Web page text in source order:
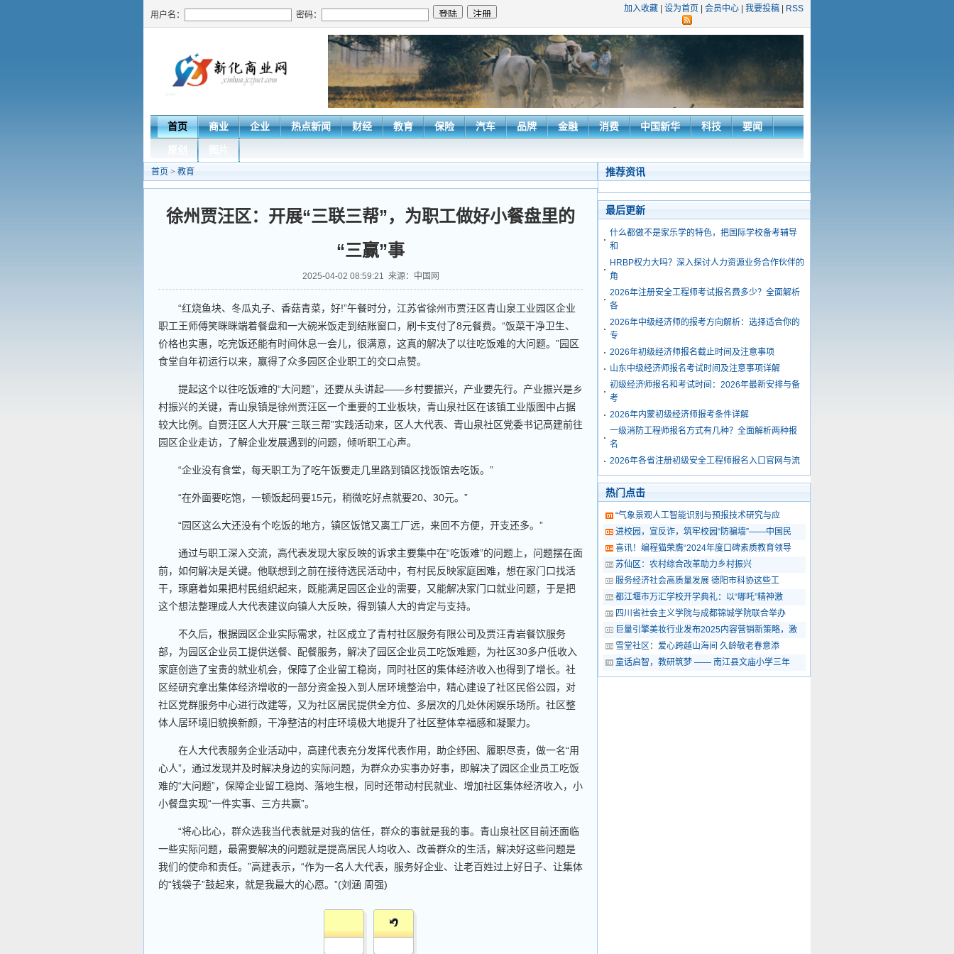
用户名： 密码：
加入收藏 设为首页 会员中心 我要投稿 RSS
首页 商业 企业 热点新闻 财经 教育 保险 汽车 品牌 金融 消费 中国新华 科技 要闻
原创 图片
首页 > 教育
徐州贾汪区：开展“三联三帮”，为职工做好小餐盘里的
“三赢”事
2025-04-02 08:59:21 来源：中国网
“红烧鱼块、冬瓜丸子、香菇青菜，好!”午餐时分，江苏省徐州市贾汪区青山泉工业园区企业
职工王师傅笑眯眯端着餐盘和一大碗米饭走到结账窗口，刷卡支付了8元餐费。“饭菜干净卫生、
价格也实惠，吃完饭还能有时间休息一会儿，很满意，这真的解决了以往吃饭难的大问题。”园区
食堂自年初运行以来，赢得了众多园区企业职工的交口点赞。
提起这个以往吃饭难的“大问题”，还要从头讲起——乡村要振兴，产业要先行。产业振兴是乡
村振兴的关键，青山泉镇是徐州贾汪区一个重要的工业板块，青山泉社区在该镇工业版图中占据
较大比例。自贾汪区人大开展“三联三帮”实践活动来，区人大代表、青山泉社区党委书记高建前往
园区企业走访，了解企业发展遇到的问题，倾听职工心声。
“企业没有食堂，每天职工为了吃午饭要走几里路到镇区找饭馆去吃饭。”
“在外面要吃饱，一顿饭起码要15元，稍微吃好点就要20、30元。”
“园区这么大还没有个吃饭的地方，镇区饭馆又离工厂远，来回不方便，开支还多。”
通过与职工深入交流，高代表发现大家反映的诉求主要集中在“吃饭难”的问题上，问题摆在面
前，如何解决是关键。他联想到之前在接待选民活动中，有村民反映家庭困难，想在家门口找活
干，琢磨着如果把村民组织起来，既能满足园区企业的需要，又能解决家门口就业问题，于是把
这个想法整理成人大代表建议向镇人大反映，得到镇人大的肯定与支持。
不久后，根据园区企业实际需求，社区成立了青村社区服务有限公司及贾汪青岩餐饮服务
部，为园区企业员工提供送餐、配餐服务，解决了园区企业员工吃饭难题，为社区30多户低收入
家庭创造了宝贵的就业机会，保障了企业留工稳岗，同时社区的集体经济收入也得到了增长。社
区经研究拿出集体经济增收的一部分资金投入到人居环境整治中，精心建设了社区民俗公园，对
社区党群服务中心进行改建等，又为社区居民提供全方位、多层次的几处休闲娱乐场所。社区整
体人居环境旧貌换新颜，干净整洁的村庄环境极大地提升了社区整体幸福感和凝聚力。
在人大代表服务企业活动中，高建代表充分发挥代表作用，助企纾困、履职尽责，做一名“用
心人”，通过发现并及时解决身边的实际问题，为群众办实事办好事，即解决了园区企业员工吃饭
难的“大问题”，保障企业留工稳岗、落地生根，同时还带动村民就业、增加社区集体经济收入，小
小餐盘实现“一件实事、三方共赢”。
“将心比心，群众选我当代表就是对我的信任，群众的事就是我的事。青山泉社区目前还面临
一些实际问题，最需要解决的问题就是提高居民人均收入、改善群众的生活，解决好这些问题是
我们的使命和责任。”高建表示，“作为一名人大代表，服务好企业、让老百姓过上好日子、让集体
的“钱袋子”鼓起来，就是我最大的心愿。”(刘涵 周强)
推荐资讯
最后更新
什么都做不是家乐学的特色，把国际学校备考辅导
和
HRBP权力大吗？深入探讨人力资源业务合作伙伴的
角
2026年注册安全工程师考试报名费多少？全面解析
各
2026年中级经济师的报考方向解析：选择适合你的
专
2026年初级经济师报名截止时间及注意事项
山东中级经济师报名考试时间及注意事项详解
初级经济师报名和考试时间：2026年最新安排与备
考
2026年内蒙初级经济师报考条件详解
一级消防工程师报名方式有几种？全面解析两种报
名
2026年各省注册初级安全工程师报名入口官网与流
热门点击
“气象景观人工智能识别与预报技术研究与应
进校园，宣反诈，筑牢校园“防骗墙”——中国民
喜讯！编程猫荣膺“2024年度口碑素质教育领导
苏仙区：农村综合改革助力乡村振兴
服务经济社会高质量发展 德阳市科协这些工
都江堰市万汇学校开学典礼：以“哪吒”精神激
四川省社会主义学院与成都锦城学院联合举办
巨量引擎美妆行业发布2025内容营销新策略，激
雪堂社区：爱心跨越山海间 久龄敬老春意添
童话启智，教研筑梦 —— 南江县文庙小学三年